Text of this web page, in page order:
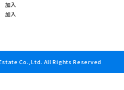
加入
加入
Co.,Ltd. All Rights Reserved